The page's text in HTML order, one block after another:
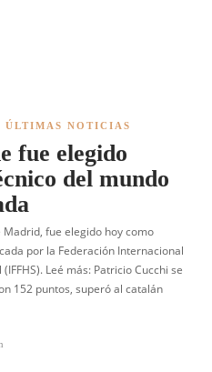
ÚLTIMAS NOTICIAS
fue elegido
del mundo
fue elegido hoy como
por la Federación Internacional
Leé más: Patricio Cucchi se
152 puntos, superó al catalán